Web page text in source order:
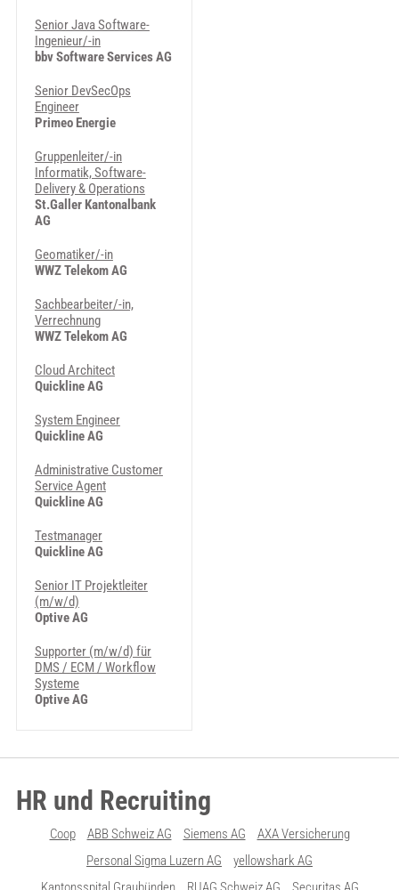
Senior Java Software-
Ingenieur/-in
bbv Software Services AG
Senior DevSecOps
Engineer
Primeo Energie
Gruppenleiter/-in
Informatik, Software-
Delivery & Operations
St.Galler Kantonalbank
AG
Geomatiker/-in
WWZ Telekom AG
Sachbearbeiter/-in,
Verrechnung
WWZ Telekom AG
Cloud Architect
Quickline AG
System Engineer
Quickline AG
Administrative Customer
Service Agent
Quickline AG
Testmanager
Quickline AG
Senior IT Projektleiter
(m/w/d)
Optive AG
Supporter (m/w/d) für
DMS / ECM / Workflow
Systeme
Optive AG
HR und Recruiting
Coop ABB Schweiz AG Siemens AG
AXA Versicherung
Personal Sigma Luzern AG
yellowshark AG